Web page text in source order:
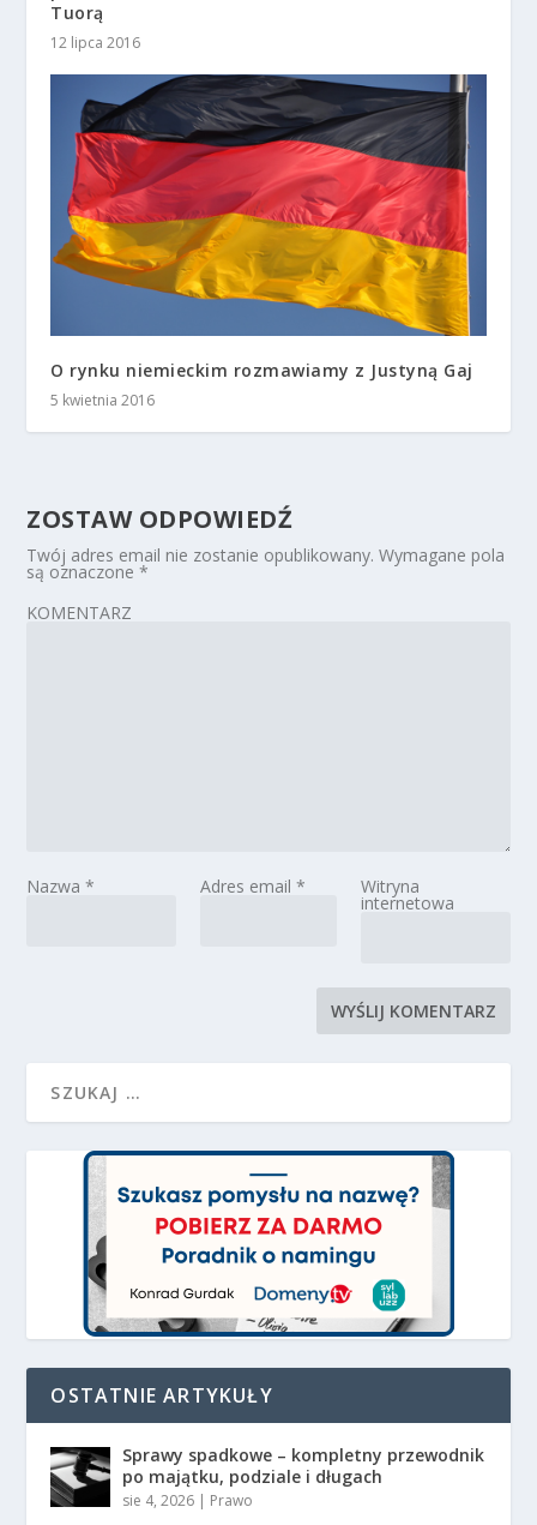
Tuorą
12 lipca 2016
O rynku niemieckim rozmawiamy z Justyną Gaj
5 kwietnia 2016
ZOSTAW ODPOWIEDŹ
Twój adres email nie zostanie opublikowany. Wymagane pola
są oznaczone*
KOMENTARZ
Nazwa* Adres email * Witryna
internetowa
OSTATNIE ARTYKUŁY
Sprawy spadkowe – kompletny przewodnik
po majątku, podziale i długach
sie 4, 2026 | Prawo